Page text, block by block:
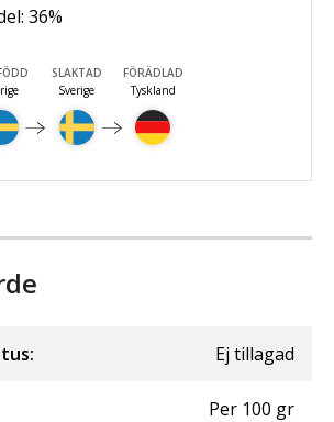
36%
SLAKTAD
Sverige
FÖRÄDLAD
Tyskland
Ej tillagad
Per 100 gr